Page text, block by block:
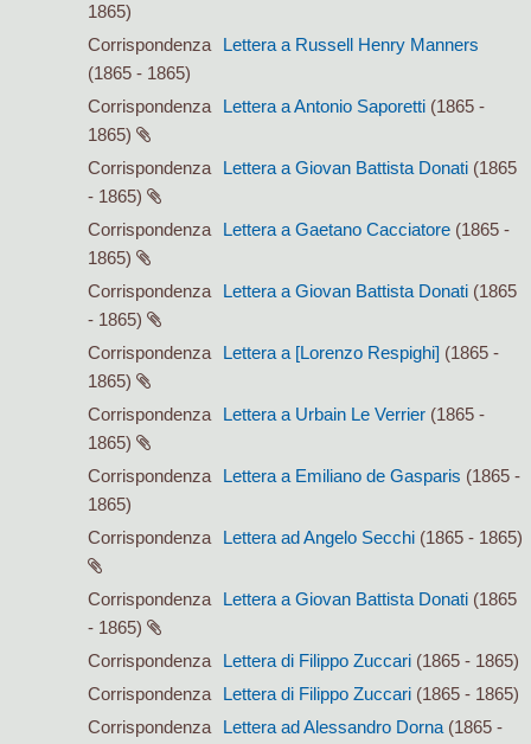
1865)
Corrispondenza
Lettera a Russell Henry Manners
(1865 - 1865)
Corrispondenza
Lettera a Antonio Saporetti (1865 -
1865)
Corrispondenza
Lettera a Giovan Battista Donati (1865
- 1865)
Corrispondenza
Lettera a Gaetano Cacciatore (1865 -
1865)
Corrispondenza
Lettera a Giovan Battista Donati (1865
- 1865)
Corrispondenza
Lettera a [Lorenzo Respighi] (1865 -
1865)
Corrispondenza
Lettera a Urbain Le Verrier (1865 -
1865)
Corrispondenza
Lettera a Emiliano de Gasparis (1865 -
1865)
Corrispondenza
Lettera ad Angelo Secchi (1865 - 1865)
Corrispondenza Lettera a Giovan Battista Donati (1865
- 1865)
Corrispondenza
Lettera di Filippo Zuccari (1865 - 1865)
Corrispondenza
Lettera di Filippo Zuccari (1865 - 1865)
Corrispondenza
Lettera ad Alessandro Dorna (1865 -